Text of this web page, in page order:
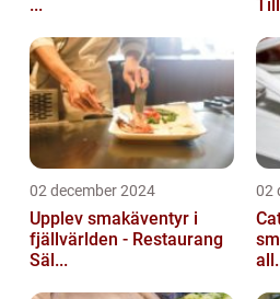
...
02 december 2024
Upplev smakäventyr i
fjällvärlden - Restaurang
Säl...
02